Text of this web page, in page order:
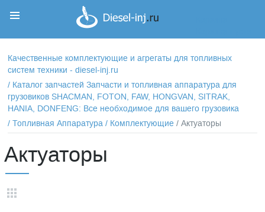
Качественные комплектующие и агрегаты для топливных
систем техники - diesel-inj.ru
/ Каталог запчастей Запчасти и топливная аппаратура для
грузовиков SHACMAN, FOTON, FAW, HONGVAN, SITRAK,
HANIA, DONFENG: Все необходимое для вашего грузовика
/Топливная Аппаратура / Комплектующие / Актуаторы
Актуаторы